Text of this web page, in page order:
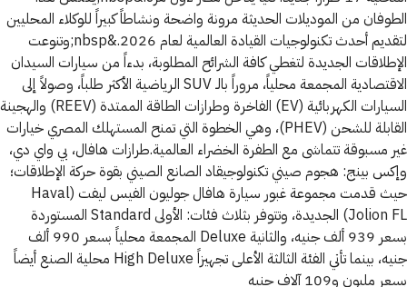
الطوفان من الموديلات الحديثة مرونة واضحة ونشاطاً كبيراً للوكلاء المحليين
لتقديم أحدث تكنولوجيات القيادة العالمية لعام 2026.&nbsp;وتنوعت
الإطلاقات الجديدة لتغطي كافة الشرائح المطلوبة، بدءاً من سيارات السيدان
الاقتصادية المجمعة محلياً، مروراً بالـ SUV الرياضية الأكثر طلباً، وصولاً إلى
السيارات الكهربائية (EV) الفاخرة وطرازات الطاقة الممتدة (REEV) والهجينة
القابلة للشحن (PHEV)، وهي الخطوة التي تمنح المستهلك المصري خيارات
غير مسبوقة تتماشى مع الطفرة الخضراء العالمية.طرازات هافال، بي واي دي،
وإكس بينج: هجوم صيني تكنولوجيقاد الصانع الصيني بقوة حركة الإطلاقات؛
حيث قدمت مجموعة غبور سيارة هافال جوليون الفيس ليفت (Haval
Jolion FL) الجديدة، وتتوفر بثلاث فئات: الأولى Standard المستوردة
بسعر 939 ألف جنيه، والثانية Deluxe المجمعة محلياً بسعر 990 ألف
جنيه، بينما تأتي الفئة الثالثة الأعلى تجهيزاً High Deluxe محلية الصنع أيضاً
بسعر مليون و109 آلاف جنيه